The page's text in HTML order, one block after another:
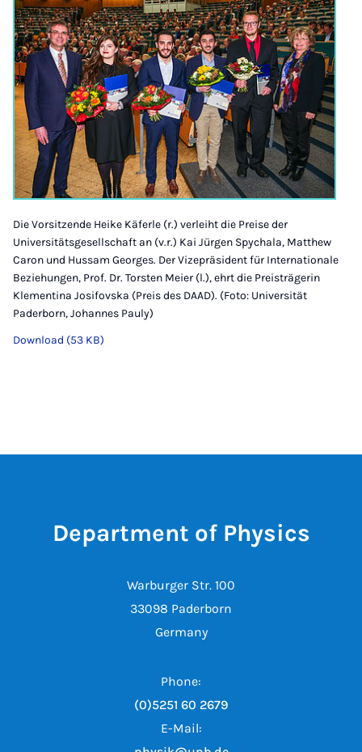
Die Vorsitzende Heike Käferle (r.) verleiht die Preise der
Universitätsgesellschaft an (v.r.) Kai Jürgen Spychala, Matthew
Caron und Hussam Georges. Der Vizepräsident für Internationale
Beziehungen, Prof. Dr. Torsten Meier (l.), ehrt die Preisträgerin
Klementina Josifovska (Preis des DAAD). (Foto: Universität
Paderborn, Johannes Pauly)
Download (53 KB)
Department of Physics
Warburger Str. 100
33098 Paderborn
Germany
Phone:
(0)5251 60 2679
E-Mail: